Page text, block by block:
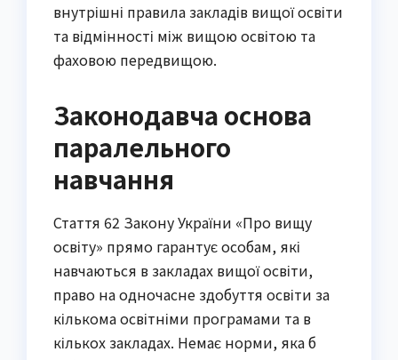
внутрішні правила закладів вищої освіти
та відмінності між вищою освітою та
фаховою передвищою.
Законодавча основа
паралельного
навчання
Стаття 62 Закону України «Про вищу
освіту» прямо гарантує особам, які
навчаються в закладах вищої освіти,
право на одночасне здобуття освіти за
кількома освітніми програмами та в
кількох закладах. Немає норми, яка б